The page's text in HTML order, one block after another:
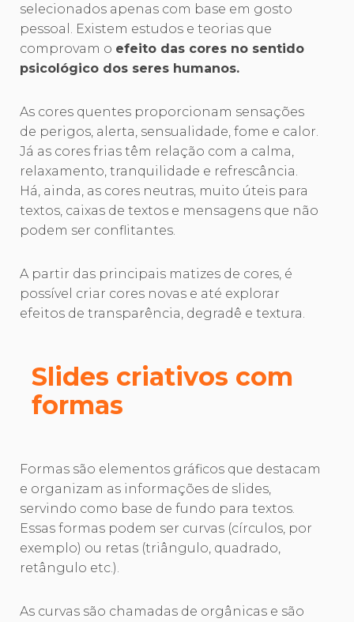
selecionados apenas com base em gosto
pessoal. Existem estudos e teorias que
comprovam o efeito das cores no sentido
psicológico dos seres humanos.
As cores quentes proporcionam sensações
de perigos, alerta, sensualidade, fome e calor.
Já as cores frias têm relação com a calma,
relaxamento, tranquilidade e refrescância.
Há, ainda, as cores neutras, muito úteis para
textos, caixas de textos e mensagens que não
podem ser conflitantes.
A partir das principais matizes de cores, é
possível criar cores novas e até explorar
efeitos de transparência, degradê e textura.
Slides criativos com
formas
Formas são elementos gráficos que destacam
e organizam as informações de slides,
servindo como base de fundo para textos.
Essas formas podem ser curvas (círculos, por
exemplo) ou retas (triângulo, quadrado,
retângulo etc.).
As curvas são chamadas de orgânicas e são